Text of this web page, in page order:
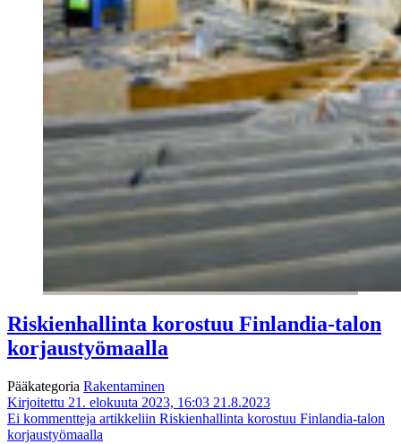
Riskienhallinta korostuu Finlandia-talon
korjaustyömaalla
Pääkategoria Rakentaminen
Kirjoitettu 21. elokuuta 2023, 16:03 21.8.2023
Ei kommentteja artikkeliin Riskienhallinta korostuu Finlandia-talon
korjaustyömaalla